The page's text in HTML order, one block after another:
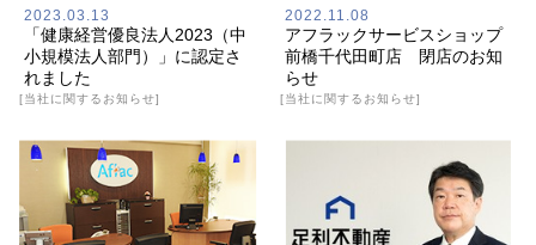
2023.03.13
「健康経営優良法人2023（中
小規模法人部門）」に認定さ
れました
[当社に関するお知らせ]
2022.11.08
アフラックサービスショップ
前橋千代田町店 閉店のお知
らせ
[当社に関するお知らせ]